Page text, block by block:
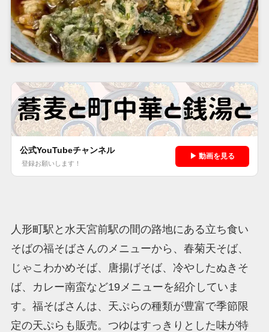
公式YouTubeチャンネル
登録お願いします！
▶ 動画を見る
人形町駅と水天宮前駅の間の路地にある立ち食い
そばの福そばさんのメニューから、春菊天そば、
じゃこわかめそば、唐揚げそば、冷やしたぬきそ
ば、カレー南蛮など19メニューを紹介していま
す。福そばさんは、天ぷらの種類が豊富で季節限
定の天ぷらも販売。つゆはすっきりとした味が特